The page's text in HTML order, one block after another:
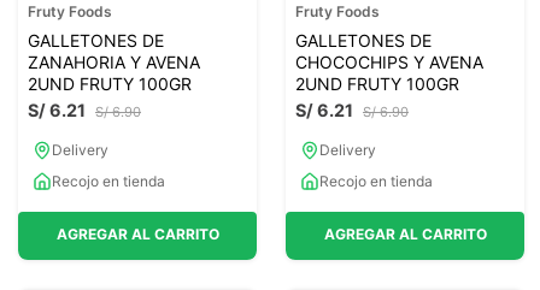
Fruty Foods
GALLETONES DE
ZANAHORIA Y AVENA
2UND FRUTY 100GR
S/ 6.90
S/6.21
Delivery
Recojo en tienda
AGREGAR AL CARRITO
Fruty Foods
GALLETONES DE
CHOCOCHIPS Y AVENA
2UND FRUTY 100GR
S/ 6.90
S/6.21
Delivery
Recojo en tienda
AGREGAR AL CARRITO